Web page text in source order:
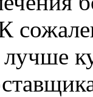
лучше